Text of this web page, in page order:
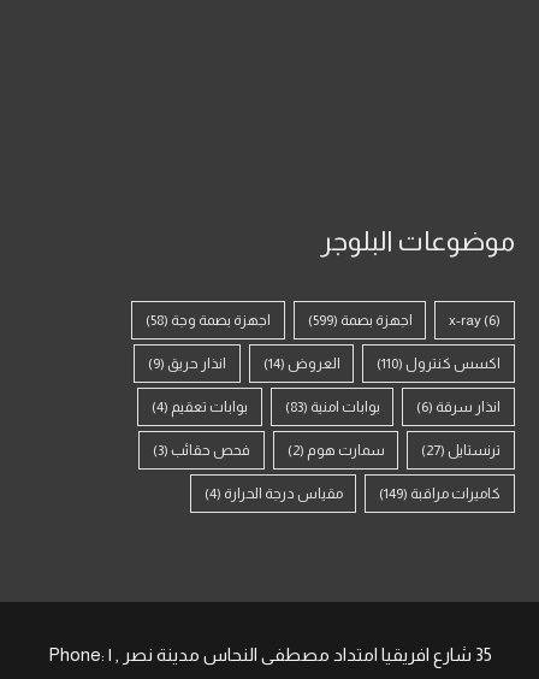
موضوعات البلوجر
x-ray (6) اجهزة بصمة (599) اجهزة بصمة وجة (58)
اكسس كنترول (110) العروض (14) انذار حريق (9)
انذار سرقة (6) بوابات امنية (83) بوابات تعقيم (4)
ترنستايل (27) سمارت هوم (2) فحص حقائب (3)
كاميرات مراقبة (149) مقياس درجة الحرارة (4)
35 شارع افريقيا امتداد مصطفى النحاس مدينة نصر , | Phone: